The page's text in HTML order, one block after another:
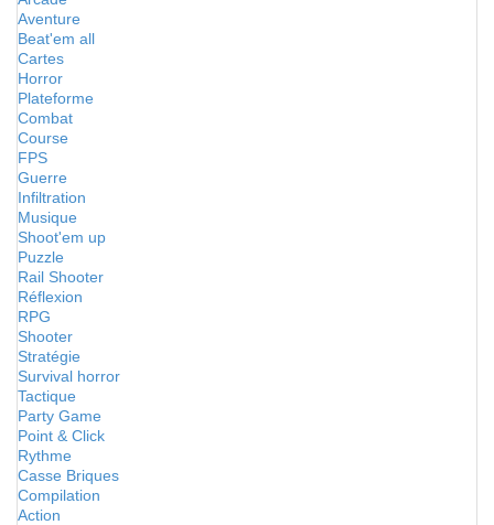
Aventure
Beat'em all
Cartes
Horror
Plateforme
Combat
Course
FPS
Guerre
Infiltration
Musique
Shoot'em up
Puzzle
Rail Shooter
Réflexion
RPG
Shooter
Stratégie
Survival horror
Tactique
Party Game
Point & Click
Rythme
Casse Briques
Compilation
Action